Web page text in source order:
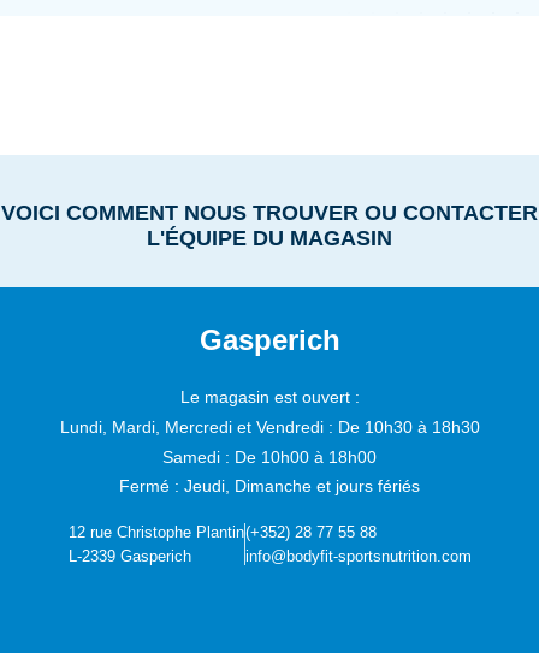
VOICI COMMENT NOUS TROUVER OU CONTACTER
L'ÉQUIPE DU MAGASIN
Gasperich
Le magasin est ouvert :
Lundi, Mardi, Mercredi et Vendredi : De 10h30 à 18h30
Samedi : De 10h00 à 18h00
Fermé : Jeudi, Dimanche et jours fériés
12 rue Christophe Plantin
L-2339 Gasperich
(+352) 28 77 55 88
info@bodyfit-sportsnutrition.com